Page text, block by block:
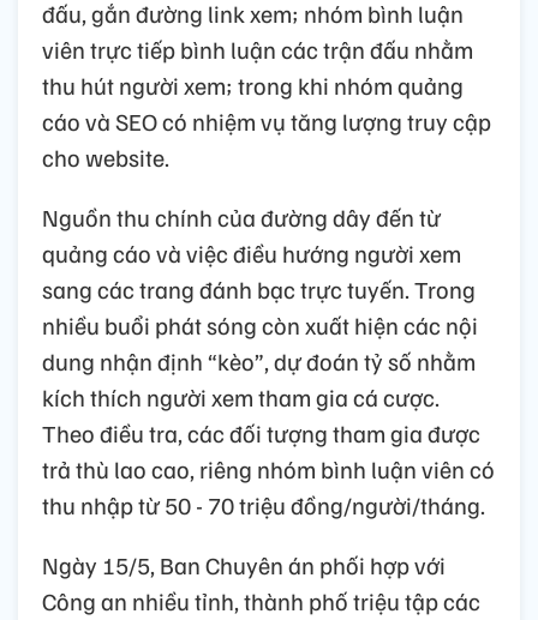
đấu, gắn đường link xem; nhóm bình luận
viên trực tiếp bình luận các trận đấu nhằm
thu hút người xem; trong khi nhóm quảng
cáo và SEO có nhiệm vụ tăng lượng truy cập
cho website.
Nguồn thu chính của đường dây đến từ
quảng cáo và việc điều hướng người xem
sang các trang đánh bạc trực tuyến. Trong
nhiều buổi phát sóng còn xuất hiện các nội
dung nhận định “kèo”, dự đoán tỷ số nhằm
kích thích người xem tham gia cá cược.
Theo điều tra, các đối tượng tham gia được
trả thù lao cao, riêng nhóm bình luận viên có
thu nhập từ 50 - 70 triệu đồng/người/tháng.
Ngày 15/5, Ban Chuyên án phối hợp với
Công an nhiều tỉnh, thành phố triệu tập các